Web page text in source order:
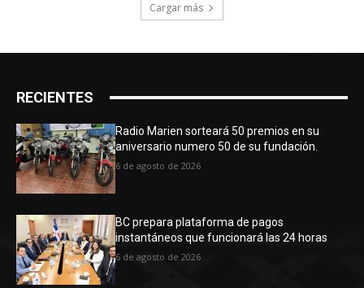
Cargar más
RECIENTES
Radio Marien sorteará 50 premios en su
aniversario numero 50 de su fundación.
6 de agosto de 2026
BC prepara plataforma de pagos
instantáneos que funcionará las 24 horas
6 de agosto de 2026